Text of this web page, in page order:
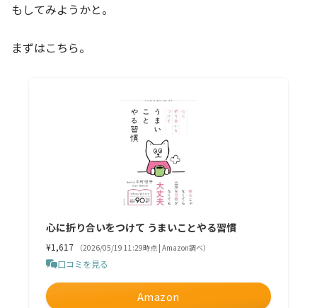
もしてみようかと。
まずはこちら。
心に折り合いをつけて うまいことやる習慣
¥1,617 （2026/05/19 11:29時点 | Amazon調べ）
口コミを見る
Amazon